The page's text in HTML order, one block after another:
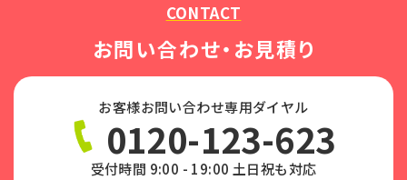
CONTACT
お問い合わせ・お見積り
お客様お問い合わせ専用ダイヤル
0120-123-623
受付時間 9:00 - 19:00 土日祝も対応